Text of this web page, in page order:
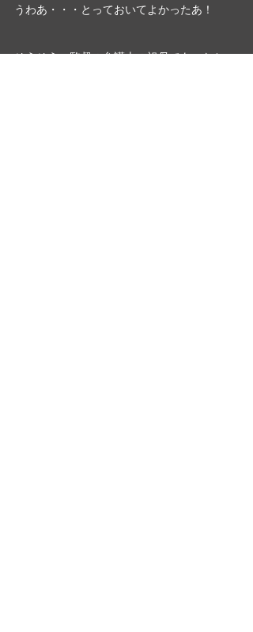
うわあ・・・とっておいてよかったあ！
そうそう、監督の弁護士の祖母であったとい